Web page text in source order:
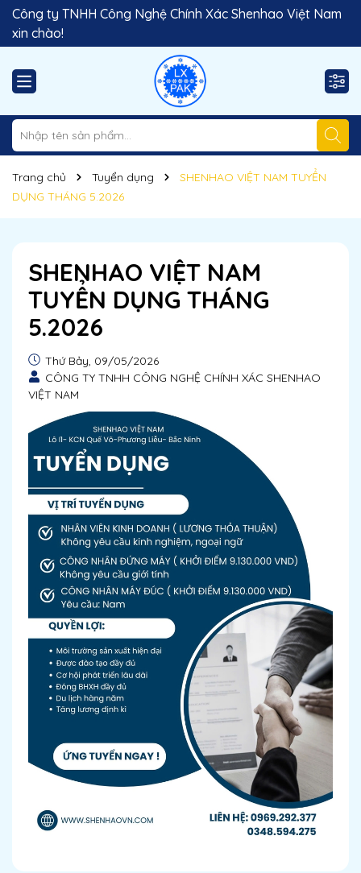
Công ty TNHH Công Nghệ Chính Xác Shenhao Việt Nam
xin chào!
Trang chủ Tuyển dụng
SHENHAO VIỆT NAM TUYỂN
DỤNG THÁNG 5.2026
SHENHAO VIỆT NAM
TUYỂN DỤNG THÁNG
5.2026
Thứ Bảy, 09/05/2026
CÔNG TY TNHH CÔNG NGHỆ CHÍNH XÁC SHENHAO
VIỆT NAM